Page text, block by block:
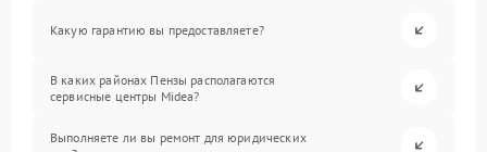
Какую гарантию вы предоставляете?
В каких районах Пензы располагаются
сервисные центры Midea?
Выполняете ли вы ремонт для юридических